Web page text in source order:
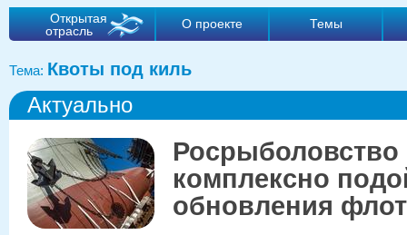
Открытая
отрасль
О проекте Темы
Тема: Квоты под киль
Актуально
Росрыболовство
комплексно
обновления